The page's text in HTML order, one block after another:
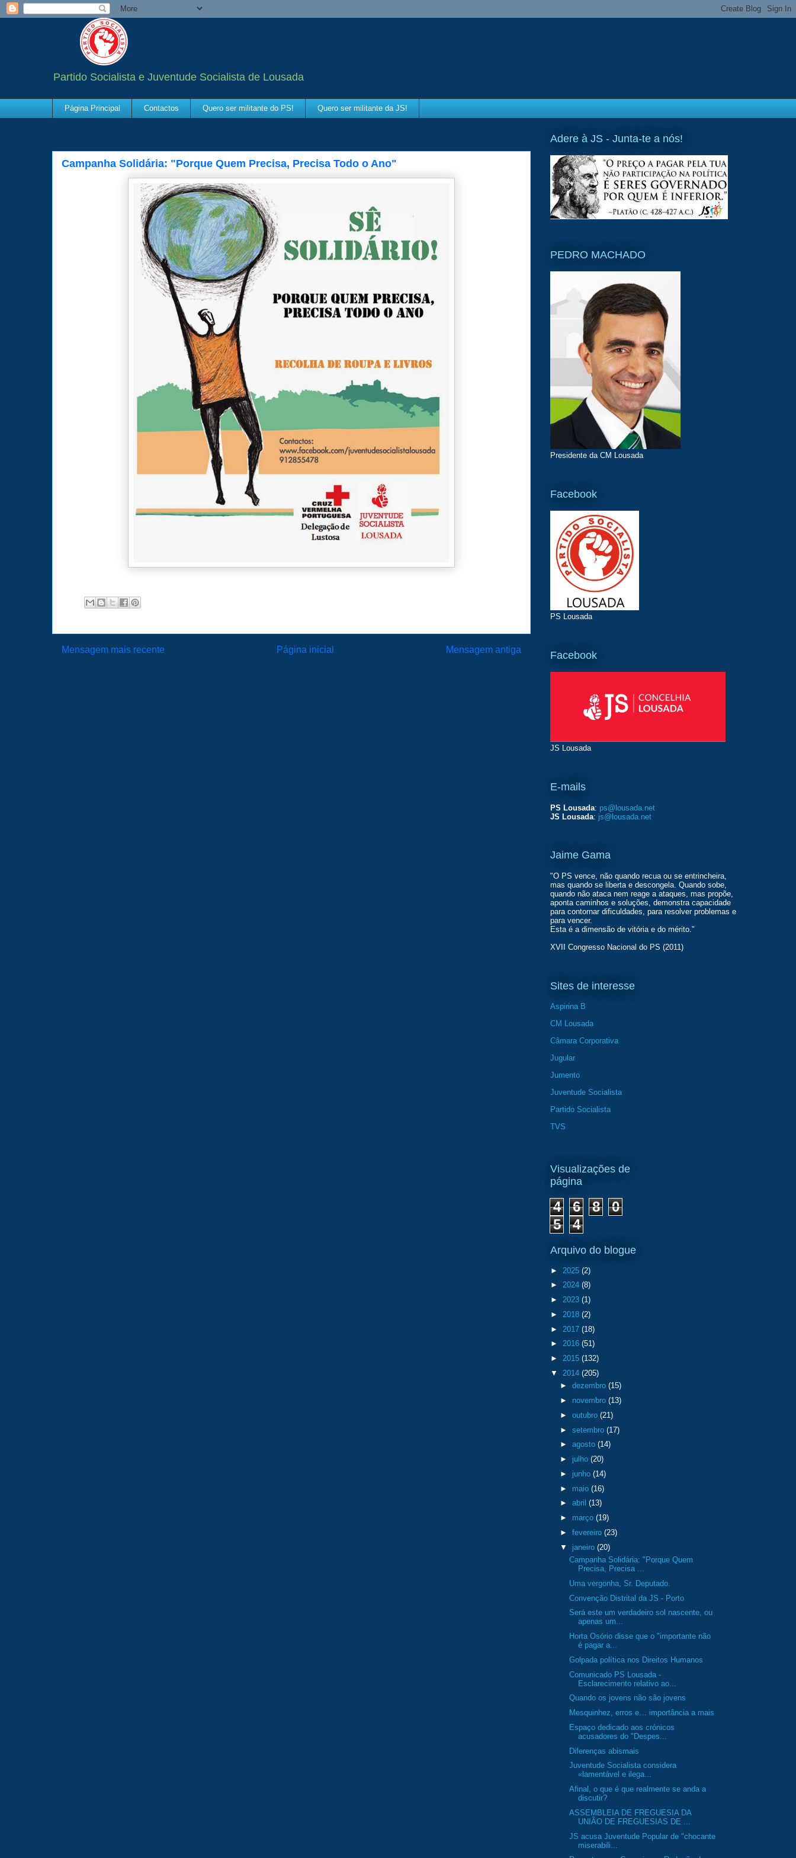
Partido Socialista e Juventude Socialista de Lousada
Página Principal Contactos Quero ser militante do PS! Quero ser militante da JS!
Campanha Solidária: "Porque Quem Precisa, Precisa Todo o Ano"
Mensagem mais recente Mensagem antiga
Página inicial
Adere à JS - Junta-te a nós!
PEDRO MACHADO
Presidente da CM Lousada
Facebook
PS Lousada
Facebook
JS Lousada
E-mails
PS Lousada: ps@lousada.net
JS Lousada: js@lousada.net
Jaime Gama
"O PS vence, não quando recua ou se entrincheira,
mas quando se liberta e descongela. Quando sobe,
quando não ataca nem reage a ataques, mas propõe,
aponta caminhos e soluções, demonstra capacidade
para contornar dificuldades, para resolver problemas e
para vencer.
Esta é a dimensão de vitória e do mérito."
XVII Congresso Nacional do PS (2011)
Sites de interesse
Aspirina B
CM Lousada
Câmara Corporativa
Jugular
Jumento
Juventude Socialista
Partido Socialista
TVS
Visualizações de
página
4 6 8
0
5
4
Arquivo do blogue
► 2025 (2)
► 2024 (8)
► 2023 (1)
► 2018 (2)
► 2017 (18)
► 2016 (51)
► 2015 (132)
▼ 2014 (205)
► dezembro (15)
► novembro (13)
► outubro (21)
► setembro (17)
► agosto (14)
► julho (20)
► junho (14)
► maio (16)
► abril (13)
► março (19)
► fevereiro (23)
▼ janeiro (20)
Campanha Solidária: "Porque Quem
Precisa, Precisa ...
Uma vergonha, Sr. Deputado.
Convenção Distrital da JS - Porto
Será este um verdadeiro sol nascente, ou
apenas um...
Horta Osório disse que o "importante não
é pagar a...
Golpada política nos Direitos Humanos
Comunicado PS Lousada -
Esclarecimento relativo ao...
Quando os jovens não são jovens
Mesquinhez, erros e… importância a mais
Espaço dedicado aos crónicos
acusadores do "Despes...
Diferenças abismais
Juventude Socialista considera
«lamentável e ilega...
Afinal, o que é que realmente se anda a
discutir?
ASSEMBLEIA DE FREGUESIA DA
UNIÃO DE FREGUESIAS DE ...
JS acusa Juventude Popular de "chocante
miserabili...